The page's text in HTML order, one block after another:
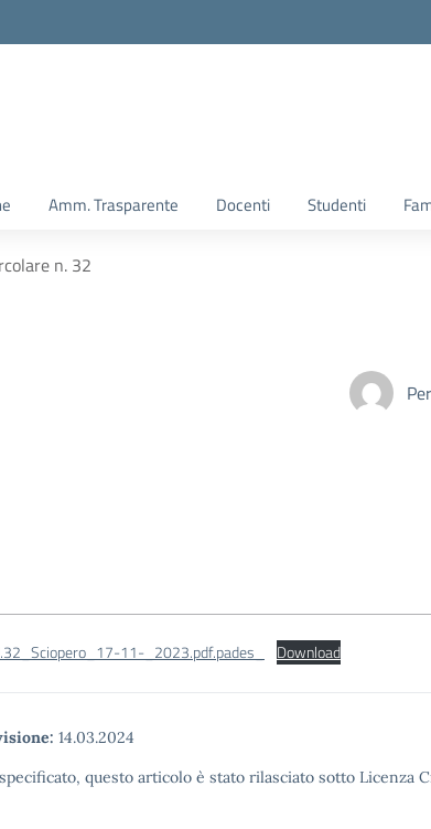
Amm. Trasparente Docenti Studenti
n. 32
11-_2023.pdf.pades_ Download
14.03.2024
questo articolo è stato rilasciato sotto Licenza